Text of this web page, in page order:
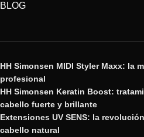
BLOG
HH Simonsen MIDI Styler Maxx: la
profesional
HH Simonsen Keratin Boost:
cabello fuerte y brillante
Extensiones UV SENS: la
cabello natural